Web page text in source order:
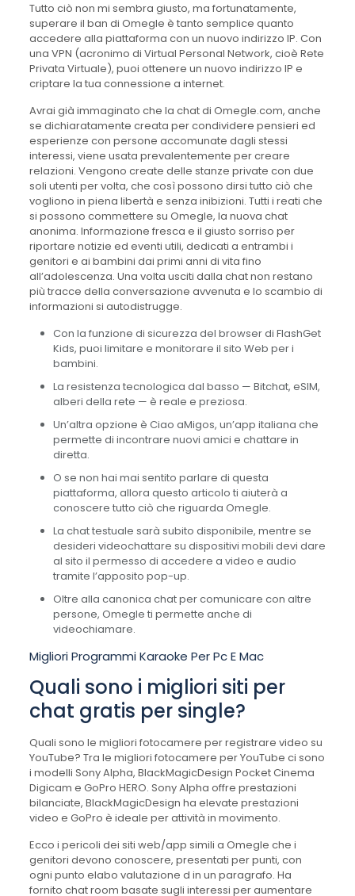
Tutto ciò non mi sembra giusto, ma fortunatamente,
superare il ban di Omegle è tanto semplice quanto
accedere alla piattaforma con un nuovo indirizzo IP. Con
una VPN (acronimo di Virtual Personal Network, cioè Rete
Privata Virtuale), puoi ottenere un nuovo indirizzo IP e
criptare la tua connessione a internet.
Avrai già immaginato che la chat di Omegle.com, anche
se dichiaratamente creata per condividere pensieri ed
esperienze con persone accomunate dagli stessi
interessi, viene usata prevalentemente per creare
relazioni. Vengono create delle stanze private con due
soli utenti per volta, che così possono dirsi tutto ciò che
vogliono in piena libertà e senza inibizioni. Tutti i reati che
si possono commettere su Omegle, la nuova chat
anonima. Informazione fresca e il giusto sorriso per
riportare notizie ed eventi utili, dedicati a entrambi i
genitori e ai bambini dai primi anni di vita fino
all’adolescenza. Una volta usciti dalla chat non restano
più tracce della conversazione avvenuta e lo scambio di
informazioni si autodistrugge.
Con la funzione di sicurezza del browser di FlashGet
Kids, puoi limitare e monitorare il sito Web per i
bambini.
La resistenza tecnologica dal basso — Bitchat, eSIM,
alberi della rete — è reale e preziosa.
Un’altra opzione è Ciao aMigos, un’app italiana che
permette di incontrare nuovi amici e chattare in
diretta.
O se non hai mai sentito parlare di questa
piattaforma, allora questo articolo ti aiuterà a
conoscere tutto ciò che riguarda Omegle.
La chat testuale sarà subito disponibile, mentre se
desideri videochattare su dispositivi mobili devi dare
al sito il permesso di accedere a video e audio
tramite l’apposito pop-up.
Oltre alla canonica chat per comunicare con altre
persone, Omegle ti permette anche di
videochiamare.
Migliori Programmi Karaoke Per Pc E Mac
Quali sono i migliori siti per
chat gratis per single?
Quali sono le migliori fotocamere per registrare video su
YouTube? Tra le migliori fotocamere per YouTube ci sono
i modelli Sony Alpha, BlackMagicDesign Pocket Cinema
Digicam e GoPro HERO. Sony Alpha offre prestazioni
bilanciate, BlackMagicDesign ha elevate prestazioni
video e GoPro è ideale per attività in movimento.
Ecco i pericoli dei siti web/app simili a Omegle che i
genitori devono conoscere, presentati per punti, con
ogni punto elabo valutazione d in un paragrafo. Ha
fornito chat room basate sugli interessi per aumentare